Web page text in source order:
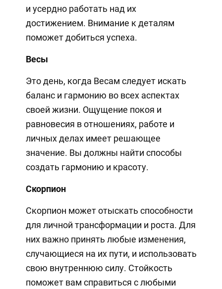
и усердно работать над их
достижением. Внимание к деталям
поможет добиться успеха.
Весы
Это день, когда Весам следует искать
баланс и гармонию во всех аспектах
своей жизни. Ощущение покоя и
равновесия в отношениях, работе и
личных делах имеет решающее
значение. Вы должны найти способы
создать гармонию и красоту.
Скорпион
Скорпион может отыскать способности
для личной трансформации и роста. Для
них важно принять любые изменения,
случающиеся на их пути, и использовать
свою внутреннюю силу. Стойкость
поможет вам справиться с любыми